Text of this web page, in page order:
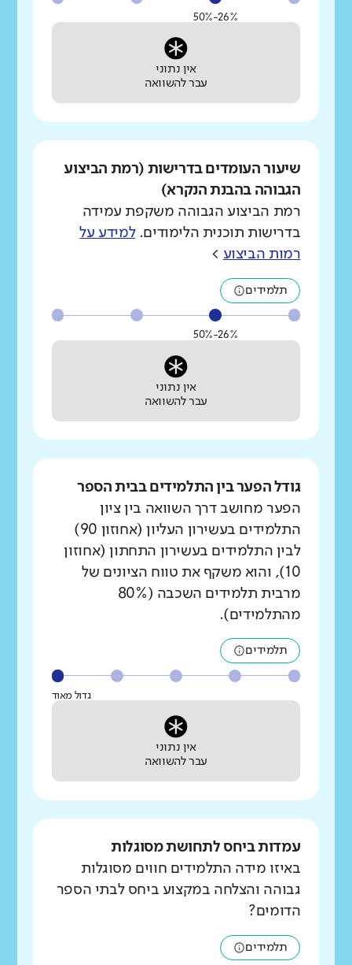
26%-50%
אין נתוני
עבר להשוואה
שיעור העומדים בדרישות (רמת הביצוע
הגבוהה בהבנת הנקרא)
רמת הביצוע הגבוהה משקפת עמידה
בדרישות תוכנית הלימודים.למידע על
רמות הביצוע >
תלמידים
26%-50%
אין נתוני
עבר להשוואה
גודל הפער בין התלמידים בבית הספר
הפער מחושב דרך השוואה בין ציון
התלמידים בעשירון העליון (אחוזון 90)
לבין התלמידים בעשירון התחתון (אחוזון
10), והוא משקף את טווח הציונים של
מרבית תלמידים השכבה (80%
מהתלמידים).
תלמידים
גדול מאוד
אין נתוני
עבר להשוואה
עמדות ביחס לתחושת מסוגלות
באיזו מידה התלמידים חווים מסוגלות
גבוהה והצלחה במקצוע ביחס לבתי הספר
הדומים?
תלמידים